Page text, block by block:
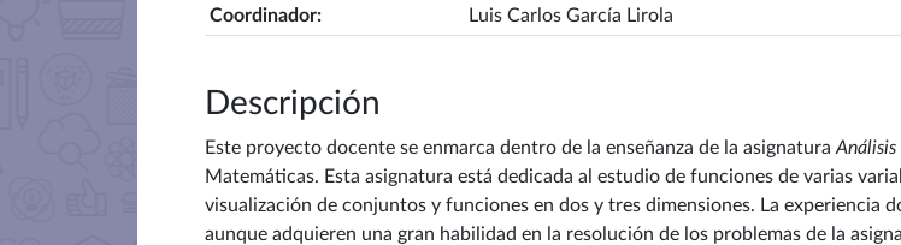
Coordinador: Luis Carlos García Lirola
Descripción
Este proyecto docente se enmarca dentro de la enseñanza de la asignatura
Matemáticas. Esta asignatura está dedicada al estudio de funciones de varias
visualización de conjuntos y funciones en dos y tres dimensiones. La experiencia
aunque adquieren una gran habilidad en la resolución de los problemas de la